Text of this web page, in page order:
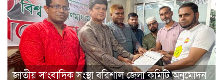
জাতীয় সাংবাদিক সংস্থা বরিশাল জেলা কমিটি অনুমোদন